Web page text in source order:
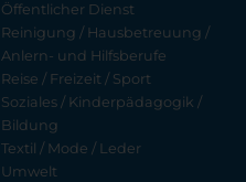
Öffentlicher Dienst
Reinigung / Hausbetreuung /
Anlern- und Hilfsberufe
Reise / Freizeit / Sport
Soziales / Kinderpädagogik /
Bildung
Textil / Mode / Leder
Umwelt